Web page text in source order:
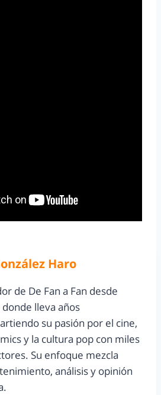
Haro
de De Fan a Fan desde
lleva años
su pasión por el cine,
y la cultura pop con miles
Su enfoque mezcla
análisis y opinión